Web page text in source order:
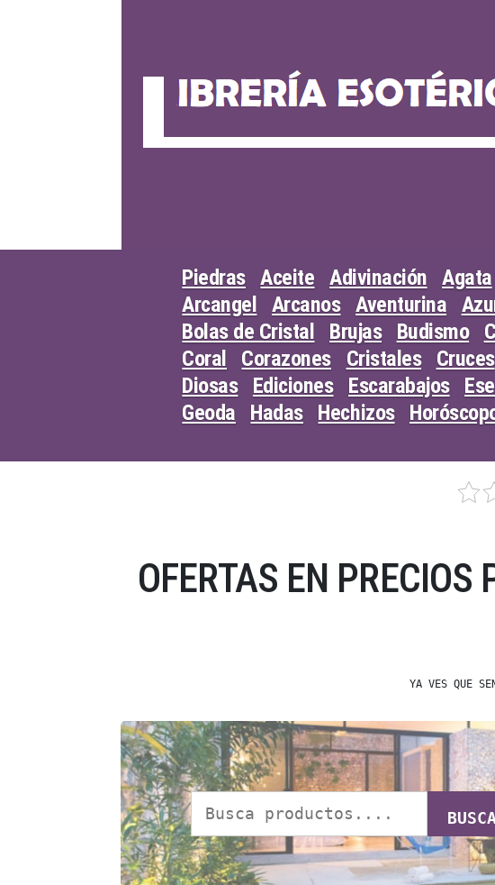
Piedras Aceite Adivinación Agata
Arcangel
Arcanos Aventurina
Bolas de Cristal
Brujas Budismo
Coral
Corazones Cristales Cruces
Diosas
Ediciones Escarabajos
Geoda
Hadas Hechizos
OFERTAS EN
YA VES QUE